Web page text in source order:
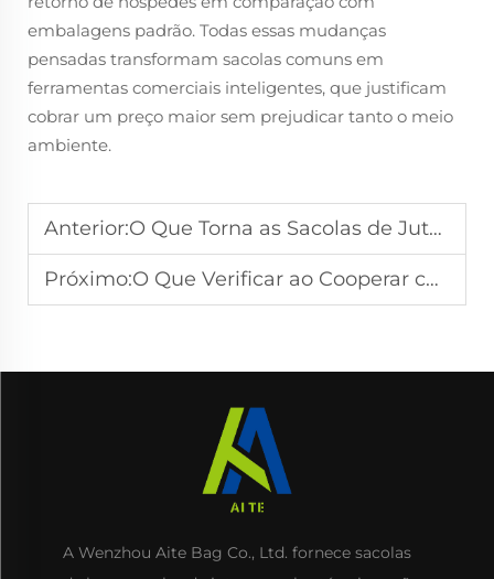
embalagens padrão. Todas essas mudanças
pensadas transformam sacolas comuns em
ferramentas comerciais inteligentes, que justificam
cobrar um preço maior sem prejudicar tanto o meio
ambiente.
Anterior:O Que Torna as Sacolas de Juta Adequadas para Compras em Grande Escala Transfronteiriças
Próximo:O Que Verificar ao Cooperar com Fabricantes de Sacolas de Juta
A Wenzhou Aite Bag Co., Ltd. fornece sacolas